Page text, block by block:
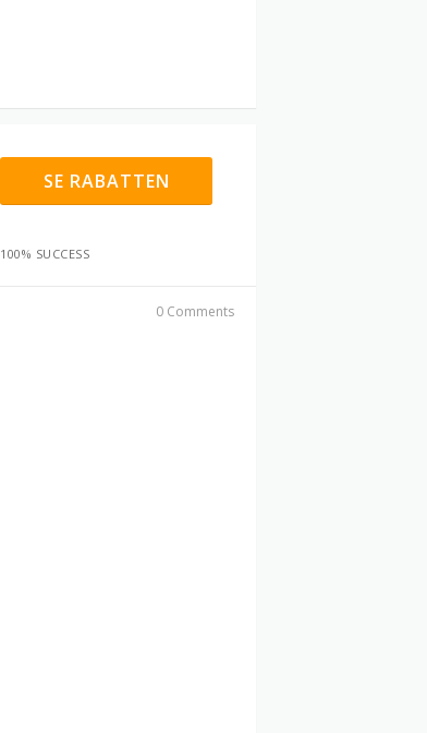
SE RABATTEN
100% SUCCESS
0 Comments